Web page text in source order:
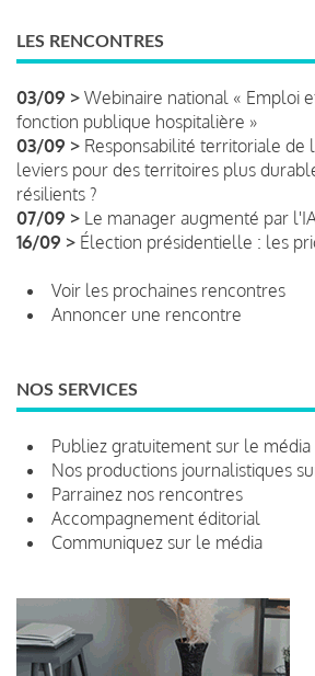
LES RENCONTRES
03/09 > Webinaire national « Emploi
fonction publique hospitalière »
03/09 > Responsabilité territoriale de
leviers pour des territoires plus
résilients ?
07/09 > Le manager augmenté par
16/09 > Élection présidentielle : les
Voir les prochaines rencontres
Annoncer une rencontre
NOS SERVICES
Publiez gratuitement sur le média
Nos productions journalistiques
Parrainez nos rencontres
Accompagnement éditorial
Communiquez sur le média